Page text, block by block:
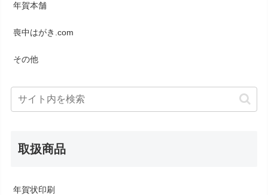
年賀本舗
喪中はがき.com
その他
取扱商品
年賀状印刷